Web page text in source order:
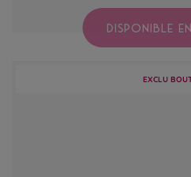
DISPONIBLE
EXCLU